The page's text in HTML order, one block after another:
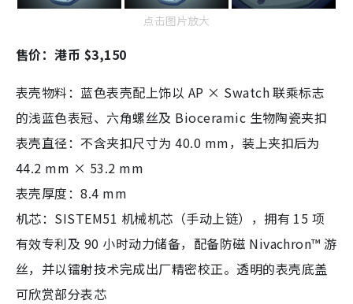
点击图片放大
售价：港币 $3,150
表壳物料：蓝色表壳配上饰以 AP × Swatch 联乘标志
的浅蓝色表冠、六角螺丝及 Bioceramic 生物陶瓷夹扣
表壳直径：不含夹扣尺寸为 40.0 mm，装上夹扣后为
44.2 mm × 53.2 mm
表壳厚度：8.4 mm
机芯：SISTEM51 机械机芯（手动上链），拥有 15 项
有效专利及 90 小时动力储备，配备防磁 Nivachron™ 游
丝，并以镭射技术完成出厂精密校正。透明的表壳底盖
可欣赏部分表芯